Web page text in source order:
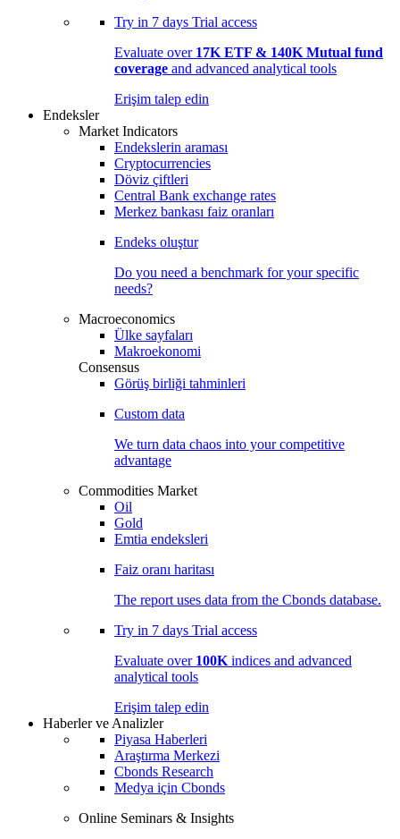
Try in 7 days Trial access
Evaluate over 17K ETF & 140K Mutual fund
coverage and advanced analytical tools
Erişim talep edin
Endeksler
Market Indicators
Endekslerin araması
Cryptocurrencies
Döviz çiftleri
Central Bank exchange rates
Merkez bankası faiz oranları
Endeks oluştur
Do you need a benchmark for your specific
needs?
Macroeconomics
Ülke sayfaları
Makroekonomi
Consensus
Görüş birliği tahminleri
Custom data
We turn data chaos into your competitive
advantage
Commodities Market
Oil
Gold
Emtia endeksleri
Faiz oranı haritası
The report uses data from the Cbonds database.
Try in 7 days Trial access
Evaluate over 100K indices and advanced
analytical tools
Erişim talep edin
Haberler ve Analizler
Piyasa Haberleri
Araştırma Merkezi
Cbonds Research
Medya için Cbonds
Online Seminars & Insights